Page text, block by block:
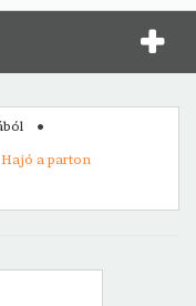
Hajó a parton